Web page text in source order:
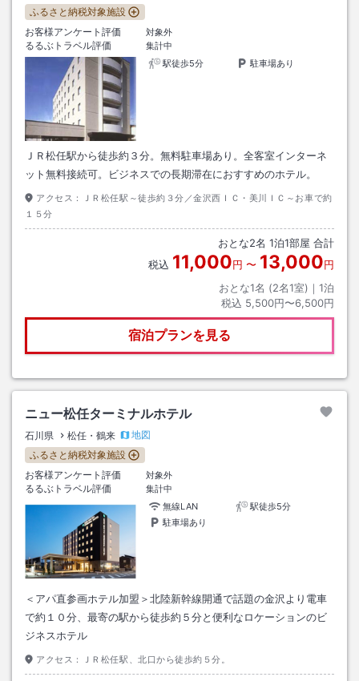
ふるさと納税対象施設
お客様アンケート評価
対象外
るるぶトラベル評価
集計中
駅徒歩5分
駐車場あり
ＪＲ松任駅から徒歩約３分。無料駐車場あり。全客室インターネ
ット無料接続可。ビジネスでの長期滞在におすすめのホテル。
アクセス：
ＪＲ松任駅～徒歩約３分／金沢西ＩＣ・美川ＩＣ～お車で約
１５分
おとな2名 1泊1部屋 合計
税込 11,000円 〜 13,000円
おとな1名 (2名1室)｜ 1泊
税込 5,500円〜6,500円
宿泊プランを見る
ニュー松任ターミナルホテル
石川県 松任・鶴来
地図
ふるさと納税対象施設
お客様アンケート評価
対象外
るるぶトラベル評価
集計中
無線LAN
駅徒歩5分
駐車場あり
＜アパ直参画ホテル加盟＞北陸新幹線開通で話題の金沢より電車
で約１０分、最寄の駅から徒歩約５分と便利なロケーションのビ
ジネスホテル
アクセス： ＪＲ松任駅、北口から徒歩約５分。